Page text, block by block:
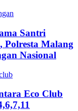
Santri
Polresta Malang
Nasional
Eco Club